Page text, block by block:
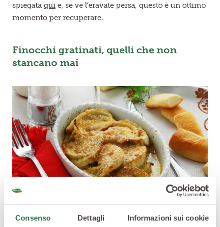
Consenso Dettagli Informazioni sui cookie
spiegata qui e, se ve l’eravate persa, questo è un ottimo
momento per recuperare.
Finocchi gratinati, quelli che non
stancano mai